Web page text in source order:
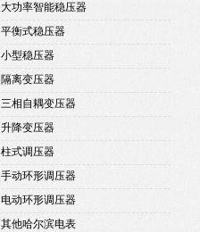
大功率智能稳压器
平衡式稳压器
小型稳压器
隔离变压器
三相自耦变压器
升降变压器
柱式调压器
手动环形调压器
电动环形调压器
其他哈尔滨电表